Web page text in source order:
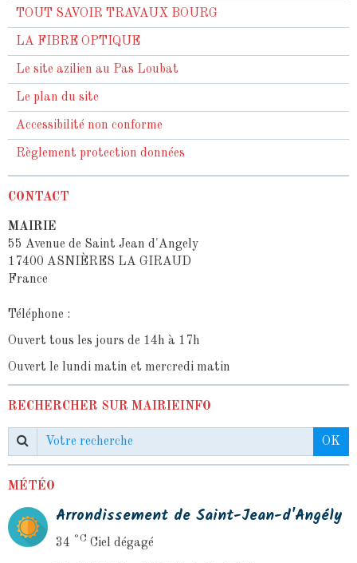
TOUT SAVOIR TRAVAUX BOURG
LA FIBRE OPTIQUE
Le site azilien au Pas Loubat
Le plan du site
Accessibilité non conforme
Règlement protection données
CONTACT
MAIRIE
55 Avenue de Saint Jean d'Angely
17400 ASNIÈRES LA GIRAUD
France
Téléphone :
Ouvert tous les jours de 14h à 17h
Ouvert le lundi matin et mercredi matin
RECHERCHER SUR MAIRIEINFO
OK
MÉTÉO
Arrondissement de Saint-Jean-d'Angély
34 °C Ciel dégagé